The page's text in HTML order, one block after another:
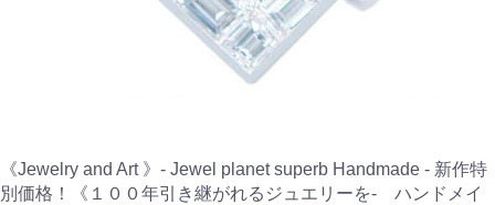
《Jewelry and Art 》- Jewel planet superb Handmade - 新作特
別価格！《１００年引き継がれるジュエリーを- ハンドメイ